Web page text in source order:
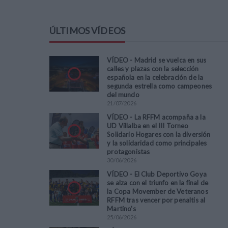
ÚLTIMOS VÍDEOS
VÍDEO - Madrid se vuelca en sus
calles y plazas con la selección
española en la celebración de la
segunda estrella como campeones
del mundo
21 /07/2026
VÍDEO - La RFFM acompaña a la
UD Villalba en el III Torneo
Solidario Hogares con la diversión
y la solidaridad como principales
protagonistas
30/06/2026
VÍDEO - El Club Deportivo Goya
se alza con el triunfo en la final de
la Copa Movember de Veteranos
RFFM tras vencer por penaltis al
Martino's
25/06/2026